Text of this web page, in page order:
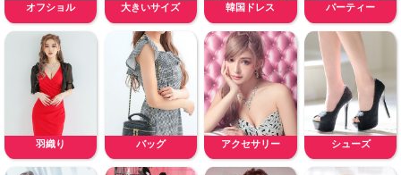
オフショル 大きいサイズ 韓国ドレス パーティー
羽織り バッグ アクセサリー シューズ